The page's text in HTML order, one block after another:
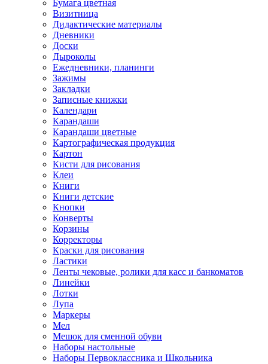
Бумага цветная
Визитница
Дидактические материалы
Дневники
Доски
Дыроколы
Ежедневники, планинги
Зажимы
Закладки
Записные книжки
Календари
Карандаши
Карандаши цветные
Картографическая продукция
Картон
Кисти для рисования
Клеи
Книги
Книги детские
Кнопки
Конверты
Корзины
Корректоры
Краски для рисования
Ластики
Ленты чековые, ролики для касс и банкоматов
Линейки
Лотки
Лупа
Маркеры
Мел
Мешок для сменной обуви
Наборы настольные
Наборы Первоклассника и Школьника